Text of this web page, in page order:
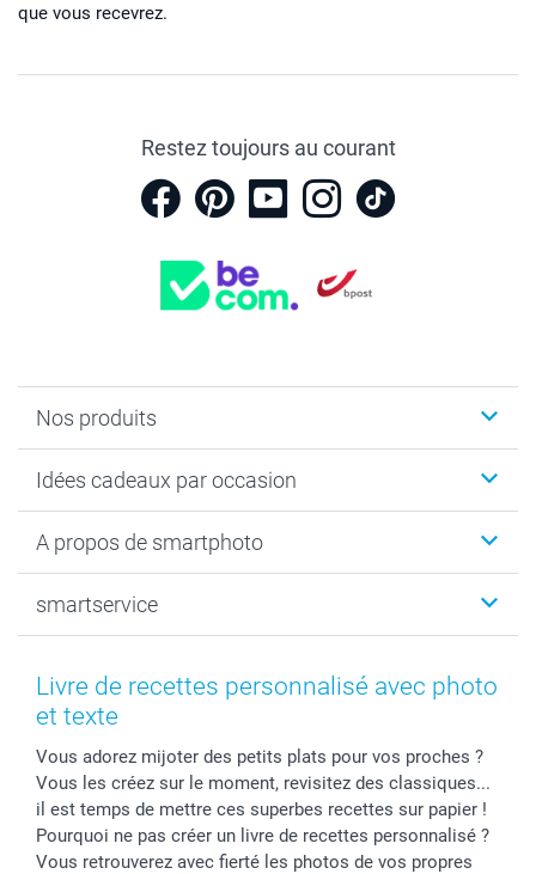
que vous recevrez.
Restez toujours au courant
Nos produits
Cadeaux photo
Tirage photo & agrandissement
MyNameBook
Stickers & Etiquettes
Cadres photo, accessoires déco & bonbons
Dénicheur d'idées cadeau
Idées cadeaux par occasion
Anniversaire
Fin d'études
Naissance & baptême
Fête des Pères
Rentrée des classes
Communion
Saint-Valentin
Vacances
A propos de smartphoto
Durabilité
Conditions
Droit de rétraction
Conditions générales
Vie privée
Gestion des cookies
Tarifs
smartservice
smartgarantie
smartbonus
Modes de paiement
Modes de livraison
Grandes Quantités
Statut de ma commande
Livre de recettes personnalisé avec photo
et texte
Vous adorez mijoter des petits plats pour vos proches ?
Vous les créez sur le moment, revisitez des classiques...
il est temps de mettre ces superbes recettes sur papier !
Pourquoi ne pas créer un livre de recettes personnalisé ?
Vous retrouverez avec fierté les photos de vos propres